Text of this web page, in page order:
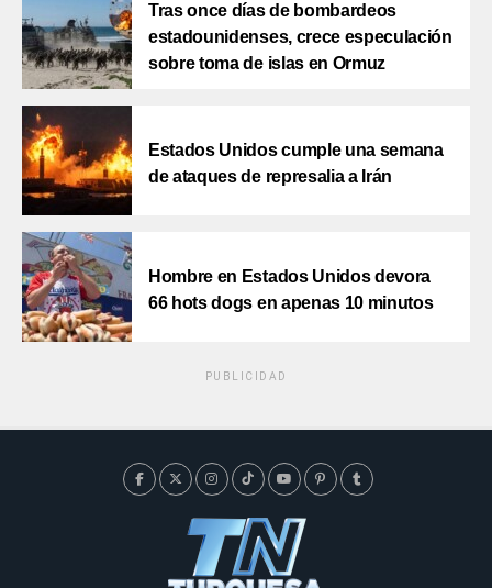
Tras once días de bombardeos
estadounidenses, crece especulación
sobre toma de islas en Ormuz
Estados Unidos cumple una semana
de ataques de represalia a Irán
Hombre en Estados Unidos devora
66 hots dogs en apenas 10 minutos
PUBLICIDAD